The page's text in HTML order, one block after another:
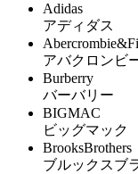
Adidas
アディダス
アバクロンビ
Burberry
バーバリー
BIGMAC
ビッグマック
BrooksBrothers
ブルックスブ